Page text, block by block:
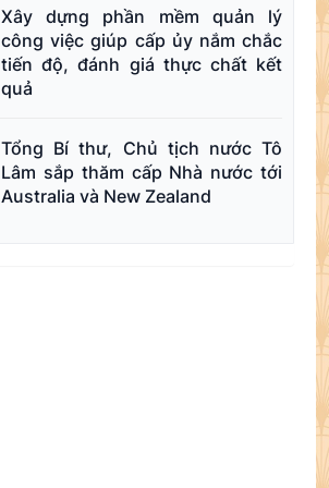
Xây dựng phần mềm quản lý
công việc giúp cấp ủy nắm chắc
tiến độ, đánh giá thực chất kết
quả
Tổng Bí thư, Chủ tịch nước Tô
Lâm sắp thăm cấp Nhà nước tới
Australia và New Zealand